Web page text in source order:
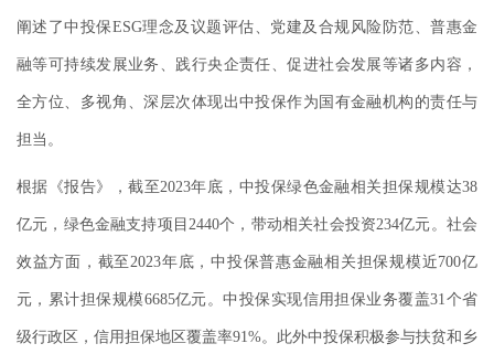
阐述了中投保ESG理念及议题评估、党建及合规风险防范、普惠金
融等可持续发展业务、践行央企责任、促进社会发展等诸多内容，
全方位、多视角、深层次体现出中投保作为国有金融机构的责任与
担当。
根据《报告》，截至2023年底，中投保绿色金融相关担保规模达38
亿元，绿色金融支持项目2440个，带动相关社会投资234亿元。社会
效益方面，截至2023年底，中投保普惠金融相关担保规模近700亿
元，累计担保规模6685亿元。中投保实现信用担保业务覆盖31个省
级行政区，信用担保地区覆盖率91%。此外中投保积极参与扶贫和乡